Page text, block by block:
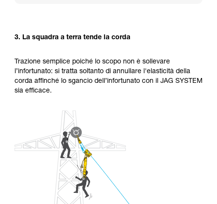
3. La squadra a terra tende la corda
Trazione semplice poiché lo scopo non è sollevare
l’infortunato: si tratta soltanto di annullare l'elasticità della
corda affinché lo sgancio dell’infortunato con il JAG SYSTEM
sia efficace.